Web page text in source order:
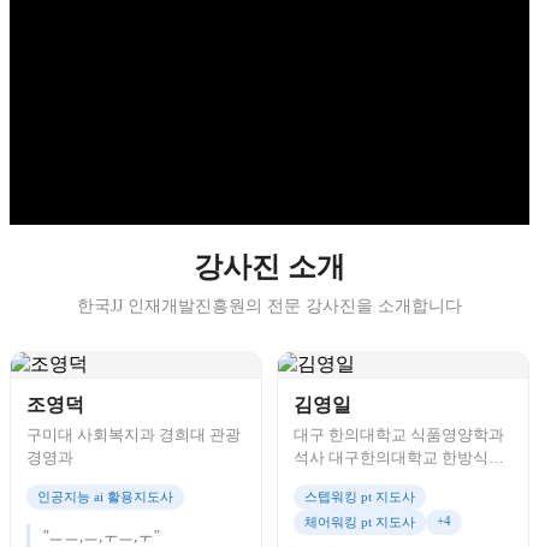
강사진 소개
한국JJ 인재개발진흥원의 전문 강사진을 소개합니다
조영덕
구미대 사회복지과 경희대 관광
경영과
인공지능 ai 활용지도사
"ㅡㅡ,ㅡ,ㅜㅡ,ㅜ"
김영일
대구 한의대학교 식품영양학과
석사 대구한의대학교 한방식품
스텝워킹 pt 지도사
체어워킹 pt 지도사
+4